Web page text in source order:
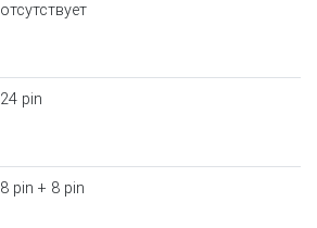
отсутствует
24 pin
8 pin + 8 pin